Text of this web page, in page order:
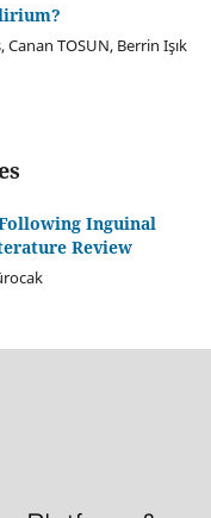
TOSUN, Berrin Işık
Inguinal
Review